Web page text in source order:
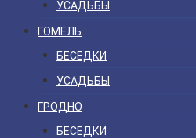
УСАДЬБЫ
ГОМЕЛЬ
БЕСЕДКИ
УСАДЬБЫ
ГРОДНО
БЕСЕДКИ